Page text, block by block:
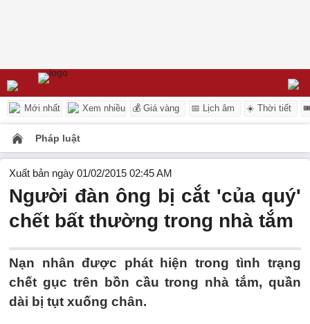
Mới nhất Xem nhiều 💰 Giá vàng 📅 Lịch âm ☀️ Thời tiết
Pháp luật
Xuất bản ngày 01/02/2015 02:45 AM
Người đàn ông bị cắt 'của quý'
chết bất thường trong nhà tắm
Nạn nhân được phát hiện trong tình trạng
chết gục trên bồn cầu trong nhà tắm, quần
dài bị tụt xuống chân.